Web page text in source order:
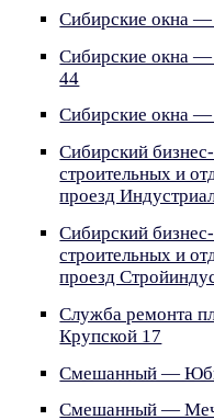
Сибирские окна
Сибирские окна —
44
Сибирские окна
Сибирский
строительных и
проезд
Сибирский
строительных и
проезд
Служба ремонта
Крупской 17
Смешанный —
Смешанный —